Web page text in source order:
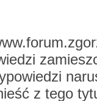
z tego